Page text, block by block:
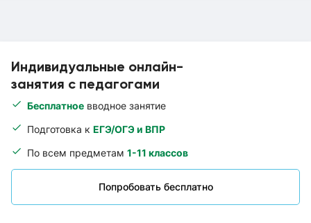
Индивидуальные онлайн-
занятия с педагогами
Бесплатное вводное занятие
Подготовка к ЕГЭ/ОГЭ и ВПР
По всем предметам 1-11 классов
Попробовать бесплатно